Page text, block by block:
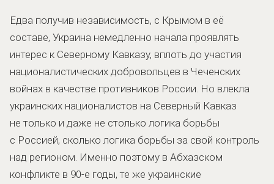
Едва получив независимость, с Крымом в её
составе, Украина немедленно начала проявлять
интерес к Северному Кавказу, вплоть до участия
националистических добровольцев в Чеченских
войнах в качестве противников России. Но влекла
украинских националистов на Северный Кавказ
не только и даже не столько логика борьбы
с Россией, сколько логика борьбы за свой контроль
над регионом. Именно поэтому в Абхазском
конфликте в 90-е годы, те же украинские